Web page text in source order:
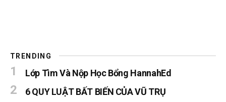
TRENDING
Lớp Tìm Và Nộp Học Bổng HannahEd
6 QUY LUẬT BẤT BIẾN CỦA VŨ TRỤ